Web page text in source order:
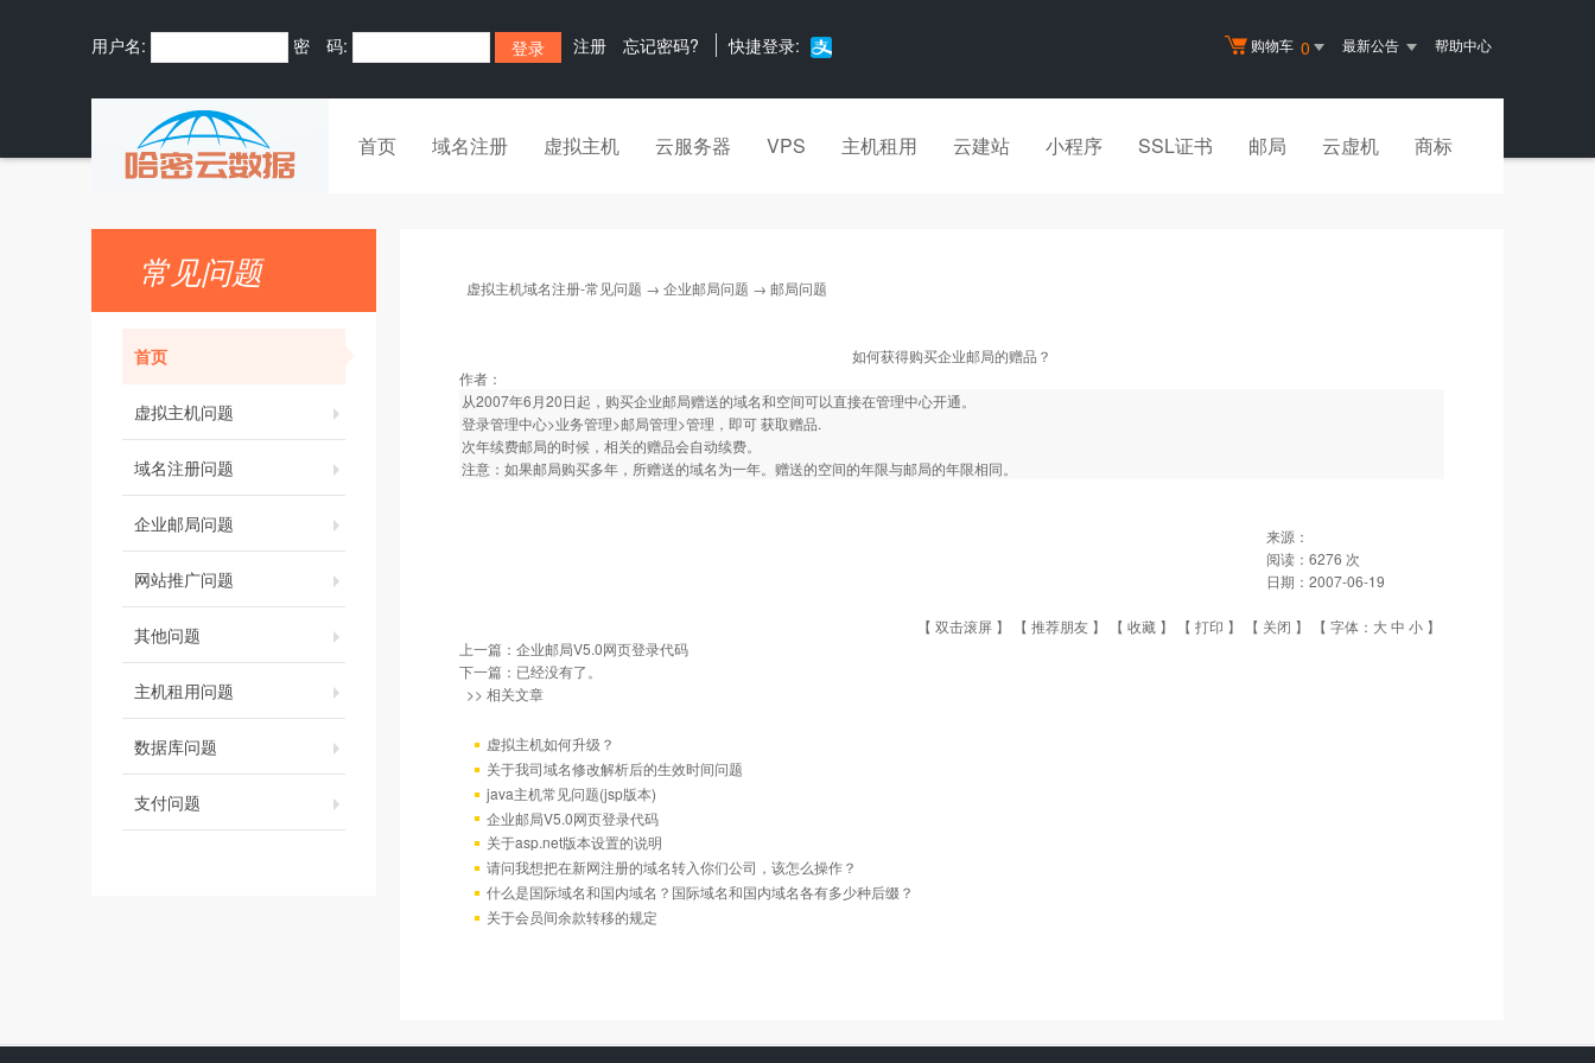
购物车 0 最新公告 帮助中心
用户名: 密 码: 注册 忘记密码? 快捷登录:
首页 域名注册 虚拟主机 云服务器 VPS 主机租用 云建站 小程序 SSL证书 邮局 云虚机 商标
常见问题
首页
虚拟主机问题
域名注册问题
企业邮局问题
网站推广问题
其他问题
主机租用问题
数据库问题
支付问题
虚拟主机域名注册-常见问题 → 企业邮局问题 → 邮局问题
如何获得购买企业邮局的赠品？
作者：
从2007年6月20日起，购买企业邮局赠送的域名和空间可以直接在管理中心开通。
登录管理中心>业务管理>邮局管理>管理，即可 获取赠品.
次年续费邮局的时候，相关的赠品会自动续费。
注意：如果邮局购买多年，所赠送的域名为一年。赠送的空间的年限与邮局的年限相同。
来源：
阅读： 6276 次
日期： 2007-06-19
【 双击滚屏 】 【 推荐朋友 】 【 收藏 】 【 打印 】 【 关闭 】 【 字体： 大中 小 】
上一篇： 企业邮局V5.0网页登录代码
下一篇：已经没有了。
>> 相关文章
虚拟主机如何升级？
关于我司域名修改解析后的生效时间问题
java主机常见问题(jsp版本)
企业邮局V5.0网页登录代码
关于asp.net版本设置的说明
请问我想把在新网注册的域名转入你们公司，该怎么操作？
什么是国际域名和国内域名？国际域名和国内域名各有多少种后缀？
关于会员间余款转移的规定